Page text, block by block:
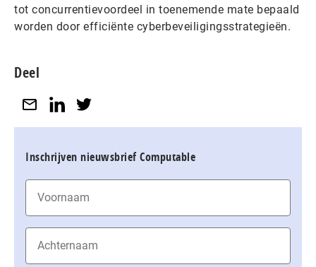
tot concurrentievoordeel in toenemende mate bepaald
worden door efficiënte cyberbeveiligingsstrategieën.
Deel
Inschrijven nieuwsbrief Computable